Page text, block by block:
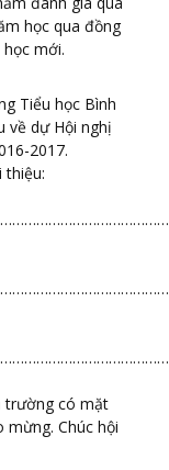
học qua đồng
mới.
Tiểu học Bình
về dự Hội nghị
2017.
thiệu:
trường có mặt
Chúc hội